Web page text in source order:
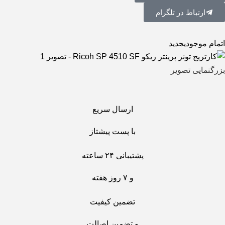
ارتباط در تلگرام
اتمام موجودیجدید
بزرگنمایی تصویر
ارسال سریع
با پست پیشتاز
پشتیبانی ۲۴ ساعته
و ۷ روز هفته
تضمین کیفیت